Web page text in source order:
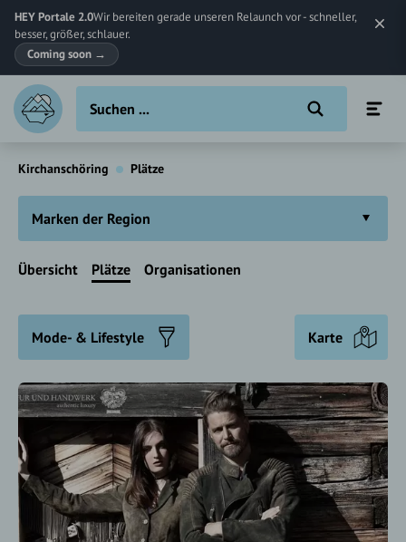
HEY Portale 2.0Wir bereiten gerade unseren Relaunch vor - schneller,
besser, größer, schlauer.
Coming soon →
Kirchanschöring Plätze
Marken der Region
Übersicht Plätze Organisationen
Mode- & Lifestyle Karte